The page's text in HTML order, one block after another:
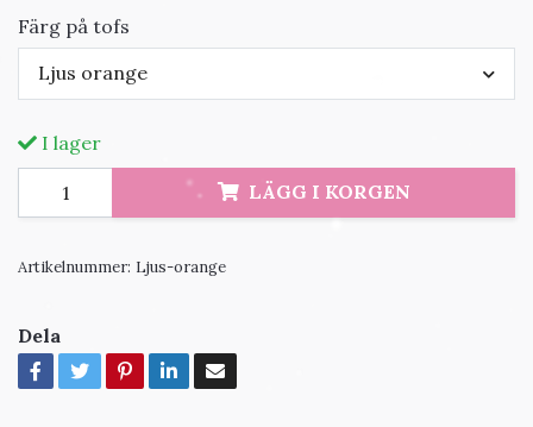
Färg på tofs
Ljus orange
I lager
LÄGG I KORGEN
Artikelnummer: Ljus-orange
Dela